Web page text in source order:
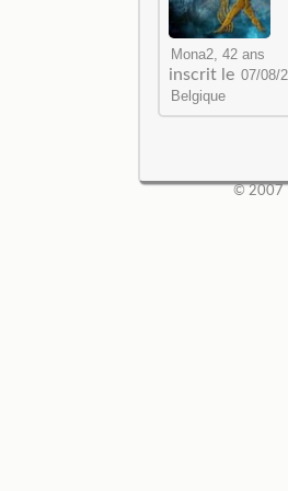
inscrit le
© 2007 |